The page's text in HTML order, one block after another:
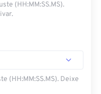
(HH:MM:SS.MS).
(HH:MM:SS.MS). Deixe